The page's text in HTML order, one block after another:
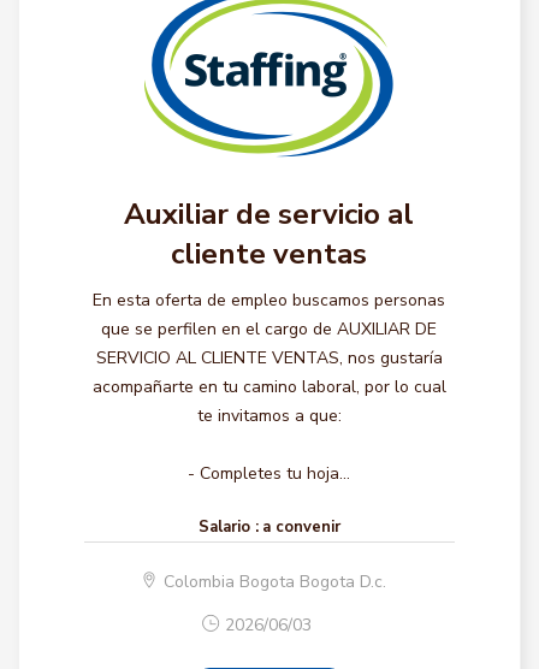
Auxiliar de servicio al
cliente ventas
En esta oferta de empleo buscamos personas
que se perfilen en el cargo de AUXILIAR DE
SERVICIO AL CLIENTE VENTAS, nos gustaría
acompañarte en tu camino laboral, por lo cual
te invitamos a que:
- Completes tu hoja...
Salario : a convenir
Colombia Bogota Bogota D.c.
2026/06/03